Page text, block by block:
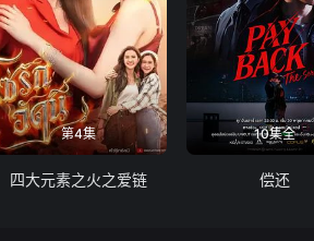
第4集
四大元素之火之爱链
10集全
偿还